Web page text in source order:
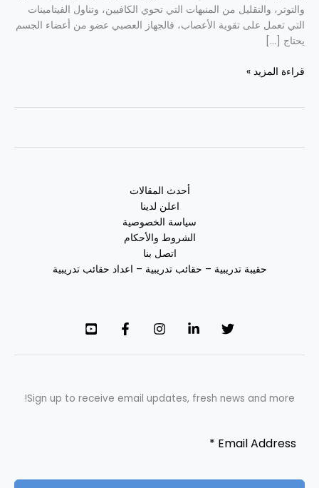
والتوتر، والتقليل من المنبهات التي تحوي الكافيين، وتناول الفيتامينات
التي تعمل على تقوية الأعصاب، فالجهاز العصبي عضو من أعضاء الجسم
يحتاج […]
قراءة المزيد »
أحدث المقالات
اعلن لدينا
سياسة الخصوصية
الشروط والأحكام
اتصل بنا
حقيبة تدريبية – حقائب تدريبية – اعداد حقائب تدريبية
Sign up to receive email updates, fresh news and more!